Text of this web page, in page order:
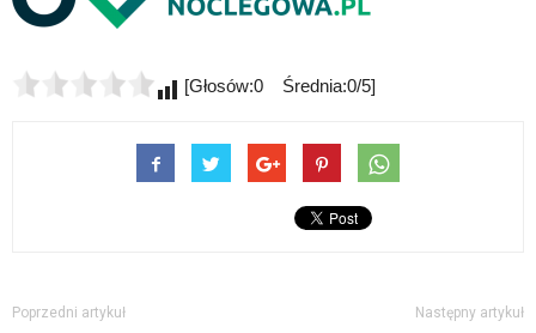
[Głosów:0 Średnia:0/5]
Poprzedni artykuł Następny artykuł